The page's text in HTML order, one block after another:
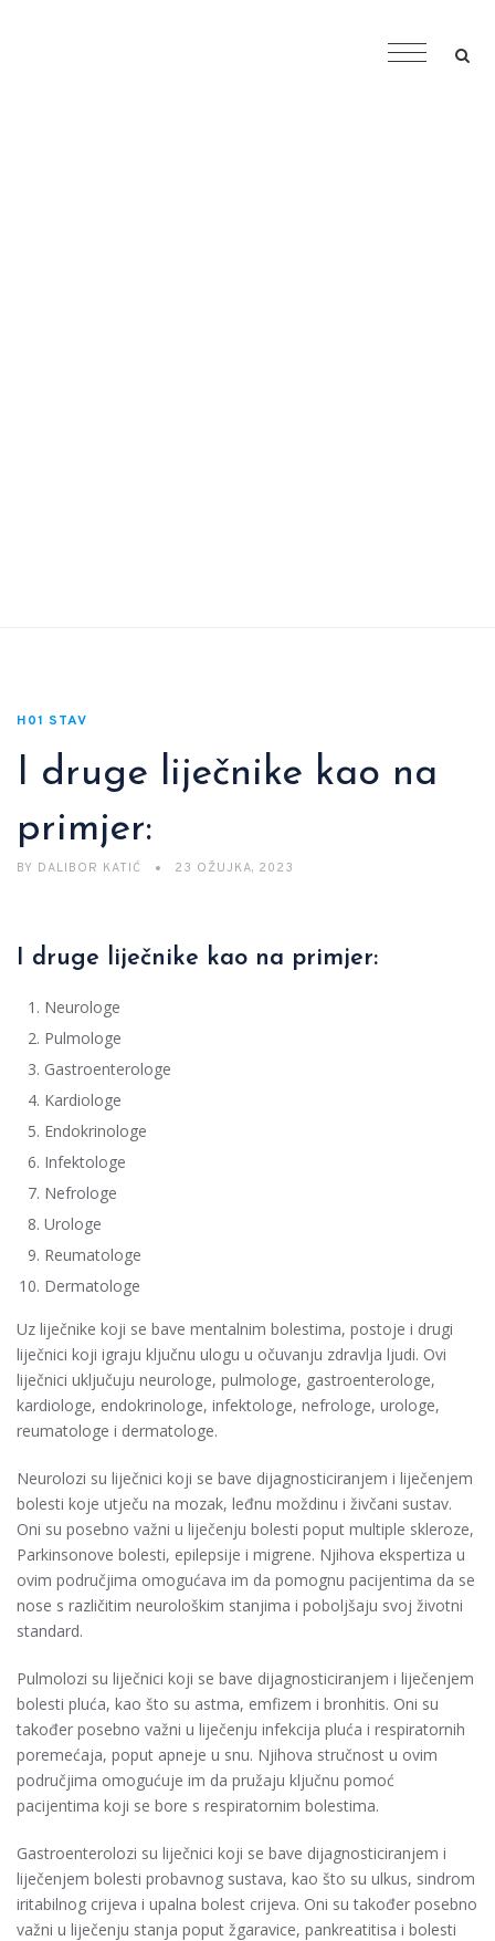
H01 STAV
I druge liječnike kao na
primjer:
BY DALIBOR KATIĆ 23 OŽUJKA, 2023
I druge liječnike kao na primjer:
Neurologe
Pulmologe
Gastroenterologe
Kardiologe
Endokrinologe
Infektologe
Nefrologe
Urologe
Reumatologe
Dermatologe
Uz liječnike koji se bave mentalnim bolestima, postoje i drugi
liječnici koji igraju ključnu ulogu u očuvanju zdravlja ljudi. Ovi
liječnici uključuju neurologe, pulmologe, gastroenterologe,
kardiologe, endokrinologe, infektologe, nefrologe, urologe,
reumatologe i dermatologe.
Neurolozi su liječnici koji se bave dijagnosticiranjem i liječenjem
bolesti koje utječu na mozak, leđnu moždinu i živčani sustav.
Oni su posebno važni u liječenju bolesti poput multiple skleroze,
Parkinsonove bolesti, epilepsije i migrene. Njihova ekspertiza u
ovim područjima omogućava im da pomognu pacijentima da se
nose s različitim neurološkim stanjima i poboljšaju svoj životni
standard.
Pulmolozi su liječnici koji se bave dijagnosticiranjem i liječenjem
bolesti pluća, kao što su astma, emfizem i bronhitis. Oni su
također posebno važni u liječenju infekcija pluća i respiratornih
poremećaja, poput apneje u snu. Njihova stručnost u ovim
područjima omogućuje im da pružaju ključnu pomoć
pacijentima koji se bore s respiratornim bolestima.
Gastroenterolozi su liječnici koji se bave dijagnosticiranjem i
liječenjem bolesti probavnog sustava, kao što su ulkus, sindrom
iritabilnog crijeva i upalna bolest crijeva. Oni su također posebno
važni u liječenju stanja poput žgaravice, pankreatitisa i bolesti